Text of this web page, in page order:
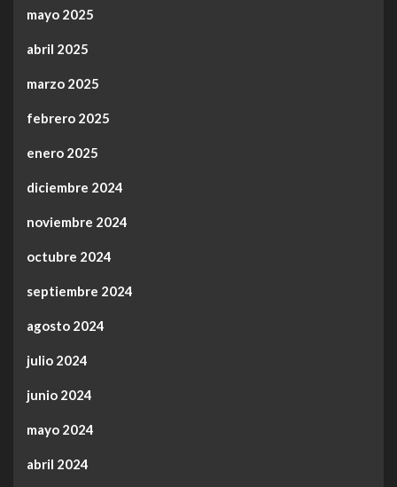
mayo 2025
abril 2025
marzo 2025
febrero 2025
enero 2025
diciembre 2024
noviembre 2024
octubre 2024
septiembre 2024
agosto 2024
julio 2024
junio 2024
mayo 2024
abril 2024